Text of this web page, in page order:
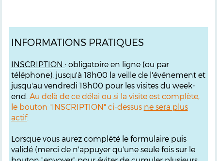
INFORMATIONS PRATIQUES
INSCRIPTION : obligatoire en ligne (ou par
téléphone), jusqu'à 18h00 la veille de l'événement et
jusqu'au vendredi 18h00 pour les visites du week-
end. Au delà de ce délai ou si la visite est complète,
le bouton "INSCRIPTION" ci-dessus ne sera plus
actif.
Lorsque vous aurez complété le formulaire puis
validé (merci de n'appuyer qu'une seule fois sur le